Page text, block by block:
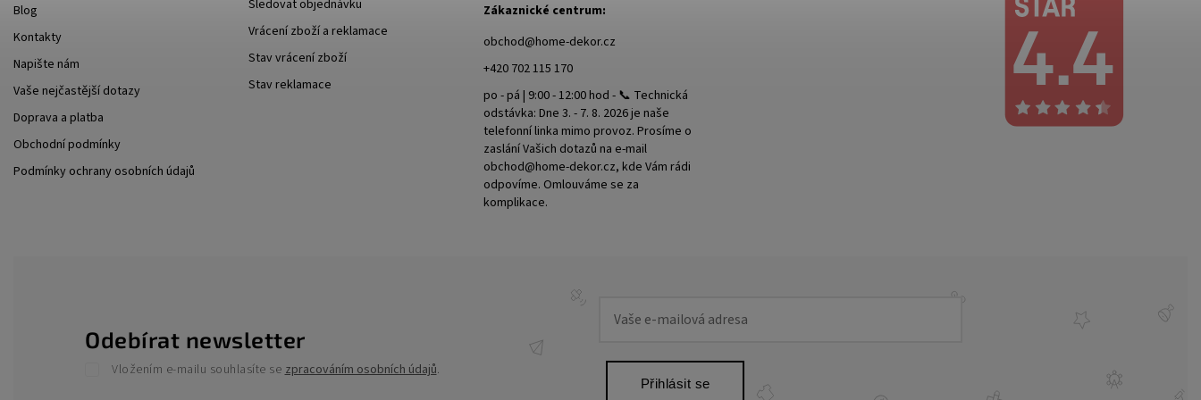
Blog
Kontakty
Napište nám
Vaše nejčastější dotazy
Doprava a platba
Obchodní podmínky
Podmínky ochrany osobních údajů
Sledovat objednávku
Vrácení zboží a reklamace
Stav vrácení zboží
Stav reklamace
Odebírat newsletter
Vložením e-mailu souhlasíte sezpracováním osobních údajů.
Přihlásit se
Zákaznické centrum:
obchod@home-dekor.cz
+420 702 115 170
po - pá | 9:00 - 12:00 hod - 📞 Technická
odstávka: Dne 3. - 7. 8. 2026 je naše
telefonní linka mimo provoz. Prosíme o
zaslání Vašich dotazů na e-mail
obchod@home-dekor.cz, kde Vám rádi
odpovíme. Omlouváme se za
komplikace.